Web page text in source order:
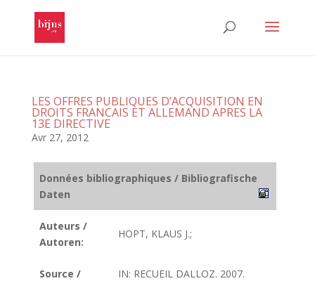
LES OFFRES PUBLIQUES D’ACQUISITION EN
DROITS FRANCAIS ET ALLEMAND APRES LA
13E DIRECTIVE
Avr 27, 2012
Données bibliographiques / Bibliografische
Daten
Auteurs /
Autoren:
HOPT, KLAUS J.;
Source /
IN: RECUEIL DALLOZ. 2007.